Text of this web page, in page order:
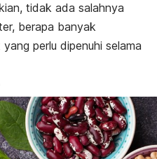
tidak ada salahnya
berapa banyak
perlu dipenuhi selama